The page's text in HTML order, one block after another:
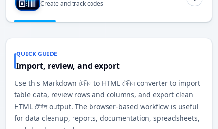
Create and track codes
QUICK GUIDE
Import, review, and export
Use this Markdown টেবিল to HTML টেবিল converter to import
table data, review rows and columns, and export clean
HTML টেবিল output. The browser-based workflow is useful
for data cleanup, reports, documentation, spreadsheets,